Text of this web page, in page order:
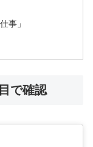
事」
で確認